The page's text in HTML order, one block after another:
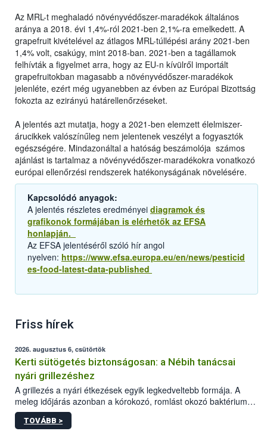
Az MRL-t meghaladó növényvédőszer-maradékok általános
aránya a 2018. évi 1,4%-ról 2021-ben 2,1%-ra emelkedett. A
grapefruit kivételével az átlagos MRL-túllépési arány 2021-ben
1,4% volt, csakúgy, mint 2018-ban. 2021-ben a tagállamok
felhívták a figyelmet arra, hogy az EU-n kívülről importált
grapefruitokban magasabb a növényvédőszer-maradékok
jelenléte, ezért még ugyanebben az évben az Európai Bizottság
fokozta az ezirányú határellenőrzéseket.
A jelentés azt mutatja, hogy a 2021-ben elemzett élelmiszer-
árucikkek valószínűleg nem jelentenek veszélyt a fogyasztók
egészségére. Mindazonáltal a hatóság beszámolója számos
ajánlást is tartalmaz a növényvédőszer-maradékokra vonatkozó
európai ellenőrzési rendszerek hatékonyságának növelésére.
Kapcsolódó anyagok:
A jelentés részletes eredményei diagramok és
grafikonok formájában is elérhetők az EFSA
honlapján.
Az EFSA jelentéséről szóló hír angol
nyelven: https://www.efsa.europa.eu/en/news/pesticid
es-food-latest-data-published
Friss hírek
2026. augusztus 6, csütörtök
Kerti sütögetés biztonságosan: a Nébih tanácsai
nyári grillezéshez
A grillezés a nyári étkezések egyik legkedveltebb formája. A
meleg időjárás azonban a kórokozó, romlást okozó baktériumok
gyorsabb szaporodásának is kedvez. A szabadtéri sütögetés
ezért nem csupán a megfelelő sütési technikáról szól: legalább
TOVÁBB >